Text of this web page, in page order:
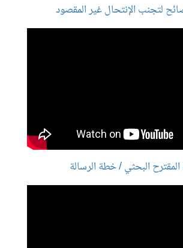
لتجنب الإنتحال غير المقصود
المقترح البحثي / خطة الرسالة